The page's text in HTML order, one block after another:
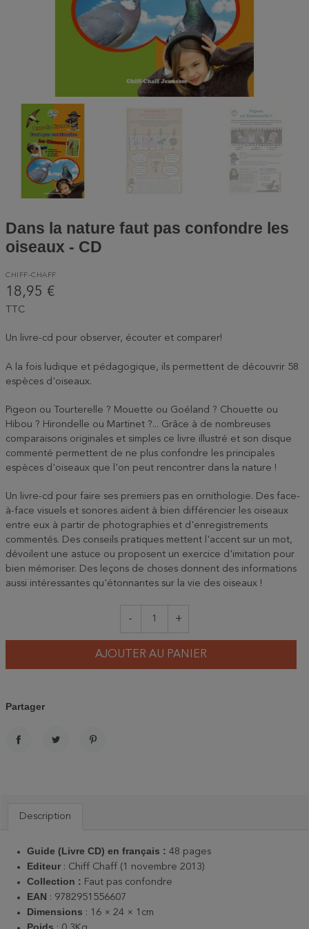
Dans la nature faut pas confondre les
oiseaux - CD
CHIFF-CHAFF
18,95 €
TTC
Un livre-cd pour observer, écouter et comparer!
A la fois ludique et pédagogique, ils permettent de découvrir 58
espèces d'oiseaux.
Pigeon ou Tourterelle ? Mouette ou Goéland ? Chouette ou
Hibou ? Hirondelle ou Martinet ?... Grâce à de nombreuses
comparaisons originales et simples ce livre illustré et son disque
commenté permettent de ne plus confondre les principales
espèces d'oiseaux que l'on peut rencontrer dans la nature !
Un livre-cd pour faire ses premiers pas en ornithologie. Des face-
à-face visuels et sonores aident à bien différencier les oiseaux
entre eux à partir de photographies et d'enregistrements
commentés. Des conseils pratiques mettent l'accent sur un mot,
dévoilent une astuce ou proposent un exercice d'imitation pour
bien mémoriser. Des leçons de choses donnent des informations
aussi intéressantes qu'étonnantes sur la vie des oiseaux !
- +
AJOUTER AU PANIER
Partager
Description
Guide (Livre CD) en français : 48 pages
Editeur : Chiff Chaff (1 novembre 2013)
Collection : Faut pas confondre
EAN : 9782951556607
Dimensions : 16 × 24 × 1cm
Poids